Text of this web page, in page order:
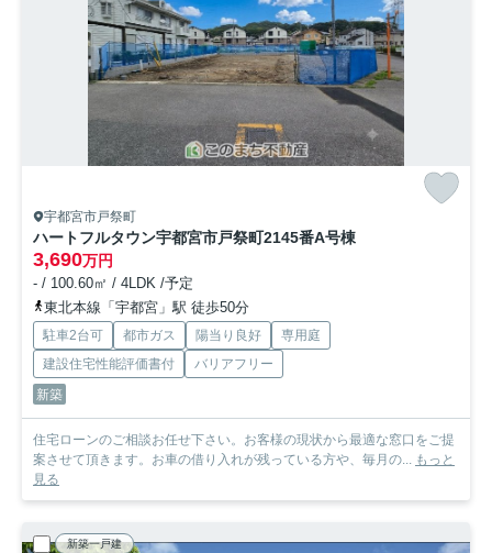
宇都宮市戸祭町
ハートフルタウン宇都宮市戸祭町2145番A号棟
3,690万円
- / 100.60㎡ / 4LDK /予定
東北本線「宇都宮」駅 徒歩50分
駐車2台可 都市ガス 陽当り良好
専用庭
建設住宅性能評価書付
バリアフリー
新築
住宅ローンのご相談お任せ下さい。お客様の現状から最適な窓口をご提
案させて頂きます。お車の借り入れが残っている方や、毎月の... もっと
見る
新築一戸建